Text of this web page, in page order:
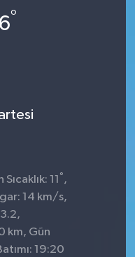
°
11 °,
14 km/s,
km, Gün
19:20